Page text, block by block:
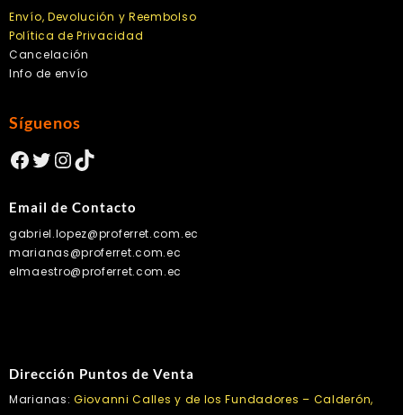
Envío, Devolución y Reembolso
Política de Privacidad
Cancelación
Info de envío
Síguenos
Facebook
Twitter
Instagram
TikTok
Email de Contacto
gabriel.lopez@proferret.com.ec
marianas@proferret.com.ec
elmaestro@proferret.com.ec
Dirección Puntos de Venta
Marianas: Giovanni Calles y de los Fundadores – Calderón,